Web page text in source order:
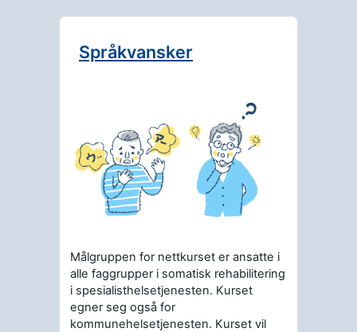
Språkvansker
Målgruppen for nettkurset er ansatte i
alle faggrupper i somatisk rehabilitering
i spesialisthelsetjenesten. Kurset
egner seg også for
kommunehelsetjenesten. Kurset vil